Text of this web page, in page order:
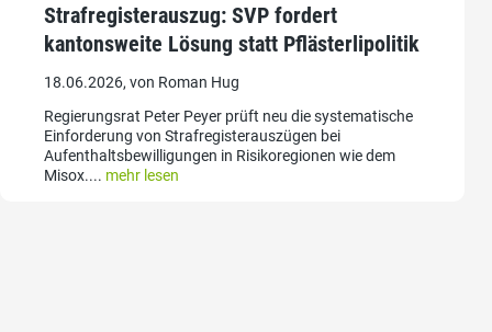
Strafregisterauszug: SVP fordert
kantonsweite Lösung statt Pflästerlipolitik
18.06.2026, von Roman Hug
Regierungsrat Peter Peyer prüft neu die systematische
Einforderung von Strafregisterauszügen bei
Aufenthaltsbewilligungen in Risikoregionen wie dem
Misox.... mehr lesen